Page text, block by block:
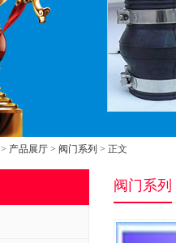
> 产品展厅 > 阀门系列 > 正文
阀门系列